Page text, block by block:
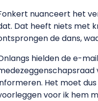
nuanceert het
Dat heeft niets met
de dans,
hielden de e-
Het moet
voor ik hem